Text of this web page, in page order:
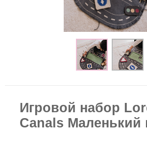
Игровой набор
Canals Маленький